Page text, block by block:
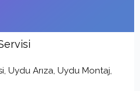
Uydu Arıza, Uydu Montaj,